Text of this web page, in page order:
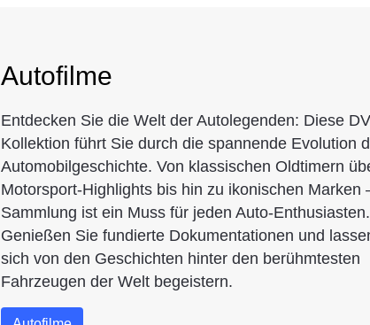
Autofilme
Entdecken Sie die Welt der Autolegenden: Diese
Kollektion führt Sie durch die spannende Evolution
Automobilgeschichte. Von klassischen Oldtimern
Motorsport-Highlights bis hin zu ikonischen Marken
Sammlung ist ein Muss für jeden Auto-Enthusiasten.
Genießen Sie fundierte Dokumentationen und
sich von den Geschichten hinter den berühmtesten
Fahrzeugen der Welt begeistern.